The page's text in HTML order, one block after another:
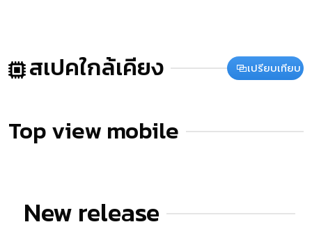
สเปคใกล้เคียง เปรียบเทียบ
Top view mobile
New release